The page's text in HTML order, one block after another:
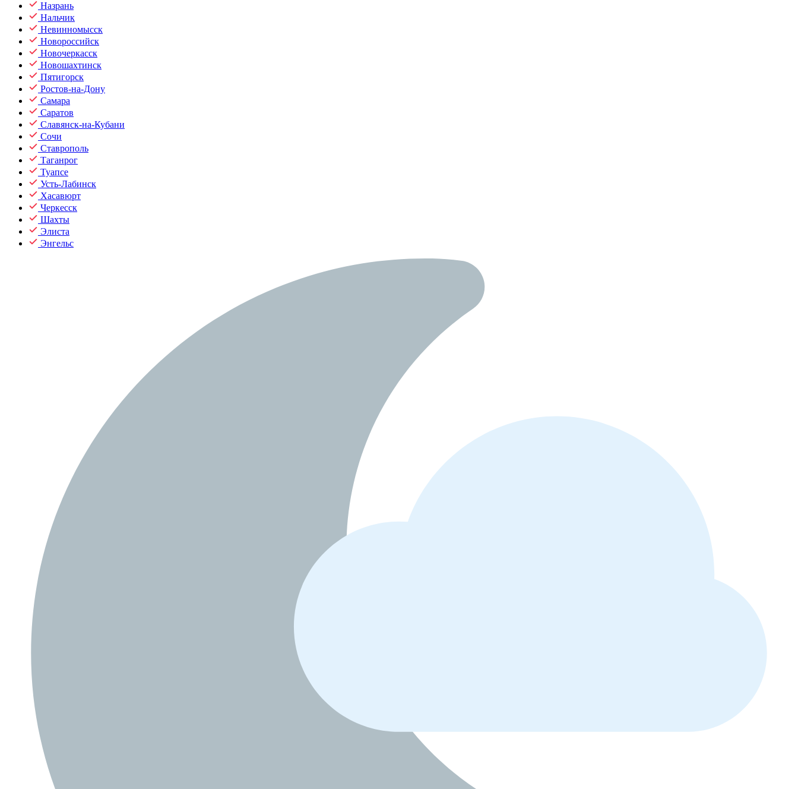
Назрань
Нальчик
Невинномысск
Новороссийск
Новочеркасск
Новошахтинск
Пятигорск
Ростов-на-Дону
Самара
Саратов
Славянск-на-Кубани
Сочи
Ставрополь
Таганрог
Туапсе
Усть-Лабинск
Хасавюрт
Черкесск
Шахты
Элиста
Энгельс